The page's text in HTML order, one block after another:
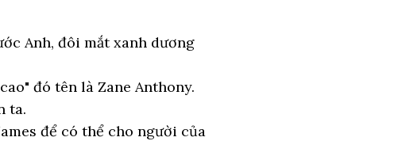
Anh, đôi mắt xanh dương
đó tên là Zane Anthony.
ta.
để có thể cho người của